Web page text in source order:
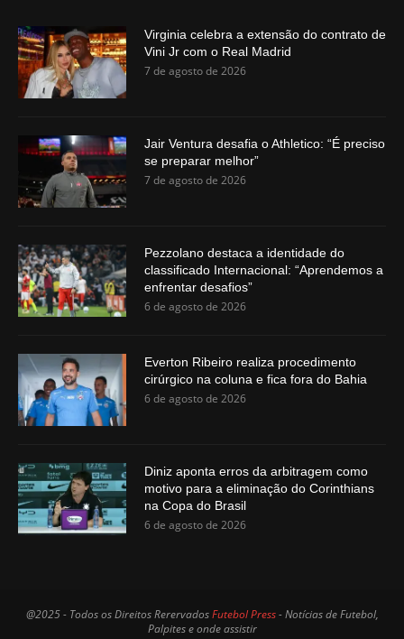
Virginia celebra a extensão do contrato de
Vini Jr com o Real Madrid
7 de agosto de 2026
Jair Ventura desafia o Athletico: “É preciso
se preparar melhor”
7 de agosto de 2026
Pezzolano destaca a identidade do
classificado Internacional: “Aprendemos a
enfrentar desafios”
6 de agosto de 2026
Everton Ribeiro realiza procedimento
cirúrgico na coluna e fica fora do Bahia
6 de agosto de 2026
Diniz aponta erros da arbitragem como
motivo para a eliminação do Corinthians
na Copa do Brasil
6 de agosto de 2026
@2025 - Todos os Direitos RerervadosFutebol Press- Notícias de Futebol,
Palpites e onde assistir